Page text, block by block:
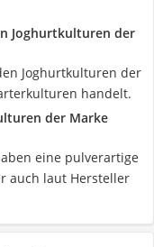
Joghurtkulturen der
Joghurtkulturen der
handelt.
der Marke
eine pulverartige
auch laut Hersteller